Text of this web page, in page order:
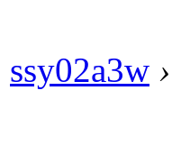
ssy02a3w ›